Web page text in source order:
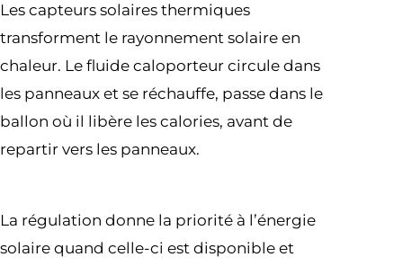
Les capteurs solaires thermiques
transforment le rayonnement solaire en
chaleur. Le fluide caloporteur circule dans
les panneaux et se réchauffe, passe dans le
ballon où il libère les calories, avant de
repartir vers les panneaux.
La régulation donne la priorité à l’énergie
solaire quand celle-ci est disponible et